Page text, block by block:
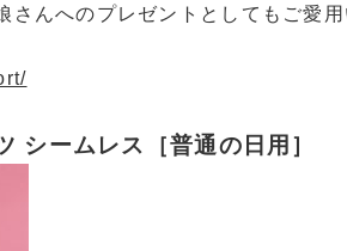
んへのプレゼントとしてもご愛用
ームレス［普通の日用］